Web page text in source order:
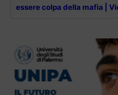
essere colpa della mafia |